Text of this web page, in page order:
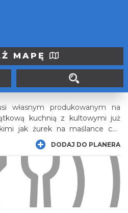
MAPĘ
własnym produkowanym na
kuchnią z kultowymi już
jak żurek na maślance czy
DODAJ DO PLANERA